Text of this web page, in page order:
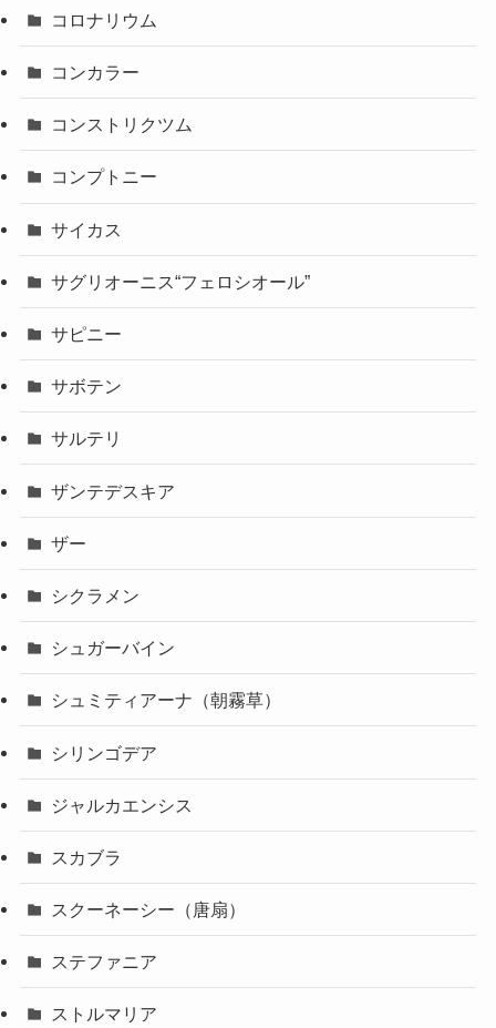
コロナリウム
コンカラー
コンストリクツム
コンプトニー
サイカス
サグリオーニス“フェロシオール”
サピニー
サボテン
サルテリ
ザンテデスキア
ザー
シクラメン
シュガーバイン
シュミティアーナ（朝霧草）
シリンゴデア
ジャルカエンシス
スカブラ
スクーネーシー（唐扇）
ステファニア
ストルマリア